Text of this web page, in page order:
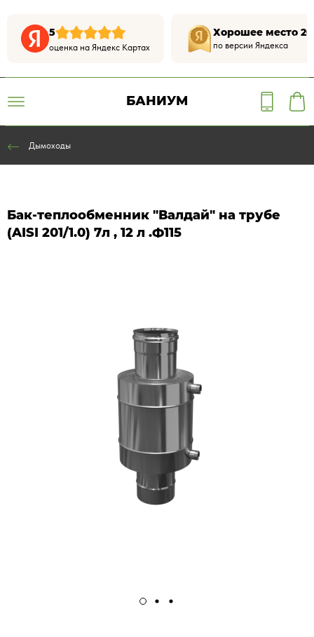
5
оценка на Яндекс Картах
Хорошее место
по версии Яндекса
БАНИУМ
Дымоходы
Бак-теплообменник "Валдай" на трубе
(AISI 201/1.0) 7л , 12 л .Ф115